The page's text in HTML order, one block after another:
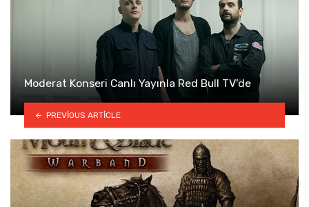
Moderat Konseri Canlı Yayınla Red Bull TV’de
PREVIOUS ARTICLE